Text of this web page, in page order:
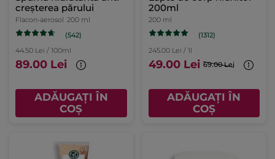
creșterea părului
Flacon-aerosol 200 ml
(542)
44.50 Lei / 100ml
89.00 Lei
ADĂUGAȚI ÎN
COȘ
200ml
200 ml
(1312)
245.00 Lei / 1l
49.00 Lei 69.00 Lei
ADĂUGAȚI ÎN
COȘ